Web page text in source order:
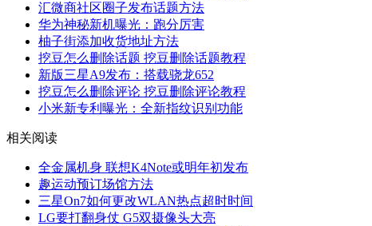
汇微商社区圈子发布话题方法
华为神秘新机曝光：跑分厉害
柚子街添加收货地址方法
挖豆怎么删除话题 挖豆删除话题教程
新版三星A9发布：搭载骁龙652
挖豆怎么删除评论 挖豆删除评论教程
小米新专利曝光：全新指纹识别功能
相关阅读
全金属机身 联想K4Note或明年初发布
趣运动预订场馆方法
三星On7如何更改WLAN热点超时时间
LG要打翻身仗 G5双摄像头大亮